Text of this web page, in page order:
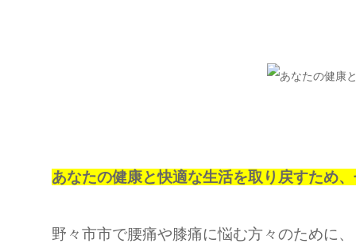
あなたの健康と快適な生活を取り戻すため
野々市市で腰痛や膝痛に悩む方々のために